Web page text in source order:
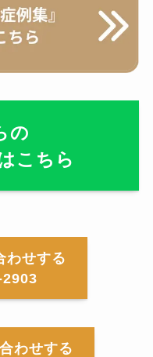
の
こちら
わせする
わせする